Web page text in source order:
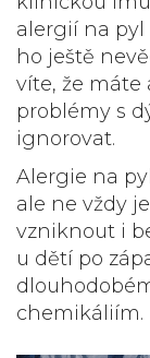
alergií na
ho ještě
víte, že máte
problémy s
ignorovat.
Alergie na
ale ne vždy
vzniknout i
u dětí po
chemikáliím.